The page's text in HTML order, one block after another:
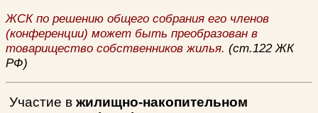
ЖСК по решению общего собрания его членов
(конференции) может быть преобразован в
товарищество собственников жилья. (ст.122 ЖК
РФ)
Участие в жилищно-накопительном